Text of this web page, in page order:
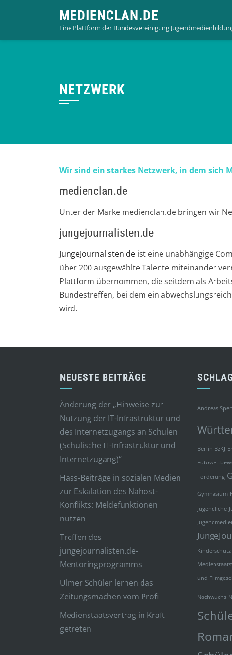
MEDIENCLAN.DE
Eine Plattform der Bundesvereinigung
NETZWERK
Wir sind ein starkes Netzwerk, in dem sich
medienclan.de
Unter der Marke medienclan.de bringen wir
jungejournalisten.de
JungeJournalisten.de ist eine unabhängige
über 200 ausgewählte Talente miteinander
Plattform übernommen, die seitdem als
Bundestreffen, bei dem ein
wird.
NEUESTE BEITRÄGE
Änderung der „Hinweise zur
Nutzung der IT-Infrastruktur und
des Internetzugangs an Schulen
(Schulische IT-Infrastruktur und
Internetzugang)“
Hass-Beiträge in sozialen Medien
zur Eskalation des Nahost-
Konflikts: Meldefunktionen
nutzen
Treffen des
jungejournalisten.de-
Mentoringprogramms
Ulmer Schüler lernen das
Zeitungsmachen vom Profi
Medienstaatsvertrag in Kraft
getreten
Andreas
Berlin BzKJ
Förderung
Gymnasium
Jugendliche
Kinderschutz
und
Nachwuchs